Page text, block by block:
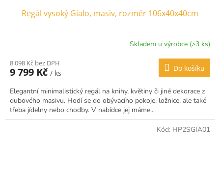
Regál vysoký Gialo, masiv, rozměr 106x40x40cm
Skladem u výrobce (>3 ks)
8 098 Kč bez DPH
9 799 Kč / ks
Do košíku
Elegantní minimalistický regál na knihy, květiny či jiné dekorace z
dubového masivu. Hodí se do obývacího pokoje, ložnice, ale také
třeba jídelny nebo chodby. V nabídce jej máme...
Kód: HP2SGIA01